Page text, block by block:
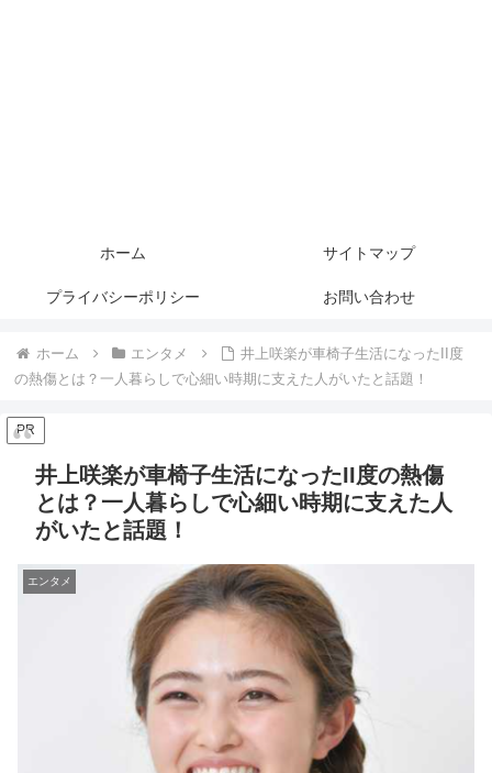
ホーム サイトマップ
プライバシーポリシー お問い合わせ
ホーム エンタメ
井上咲楽が車椅子生活になったII度
の熱傷とは？一人暮らしで心細い時期に支えた人がいたと話題！
PR
井上咲楽が車椅子生活になったII度の熱傷
とは？一人暮らしで心細い時期に支えた人
がいたと話題！
エンタメ